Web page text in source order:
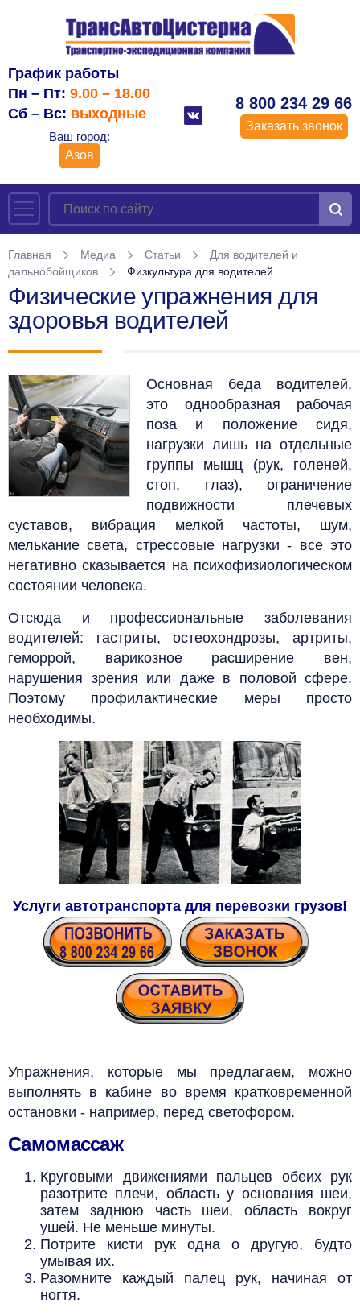
График работы
Пн – Пт: 9.00 – 18.00
Сб – Вс: выходные
Ваш город:
Азов
8 800 234 29 66
Заказать звонок
Главная Медиа Статьи
Для водителей и
дальнобойщиков
Физкультура для водителей
Физические упражнения для
здоровья водителей
Основная беда водителей,
это однообразная рабочая
поза и положение сидя,
нагрузки лишь на отдельные
группы мышц (рук, голеней,
стоп, глаз), ограничение
подвижности плечевых
суставов, вибрация мелкой частоты, шум,
мелькание света, стрессовые нагрузки - все это
негативно сказывается на психофизиологическом
состоянии человека.
Отсюда и профессиональные заболевания
водителей: гастриты, остеохондрозы, артриты,
геморрой, варикозное расширение вен,
нарушения зрения или даже в половой сфере.
Поэтому профилактические меры просто
необходимы.
Услуги автотранспорта для перевозки грузов!
Упражнения, которые мы предлагаем, можно
выполнять в кабине во время кратковременной
остановки - например, перед светофором.
Самомассаж
Круговыми движениями пальцев обеих рук
разотрите плечи, область у основания шеи,
затем заднюю часть шеи, область вокруг
ушей. Не меньше минуты.
Потрите кисти рук одна о другую, будто
умывая их.
Разомните каждый палец рук, начиная от
ногтя.